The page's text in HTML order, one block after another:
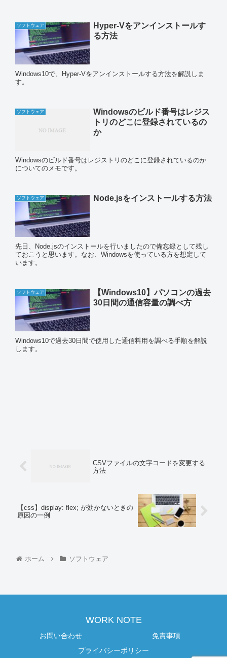
ソフトウェア
Hyper-Vをアンインストールす
る方法
Windows10で、Hyper-Vをアンインストールする方法を解説しま
す。
ソフトウェア
Windowsのビルド番号はレジス
トリのどこに登録されているの
か
Windowsのビルド番号はレジストリのどこに登録されているのか
についてのメモです。
ソフトウェア Node.jsをインストールする方法
先日、Node.jsのインストールを行いましたので備忘録として残し
ておこうと思います。なお、Windowsを使っている方を想定して
います。
ソフトウェア
【Windows10】パソコンの過去
30日間の通信容量の調べ方
Windows10で過去30日間で使用した通信料用を調べる手順を解説
します。
CSVファイルの文字コードを変更する
方法
【css】display: flex; が効かないときの
原因の一例
ホーム ソフトウェア
WORK NOTE
お問い合わせ
免責事項
プライバシーポリシー